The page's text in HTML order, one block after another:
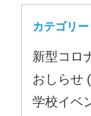
カテゴリー
新型コロ
おしらせ
学校イベ